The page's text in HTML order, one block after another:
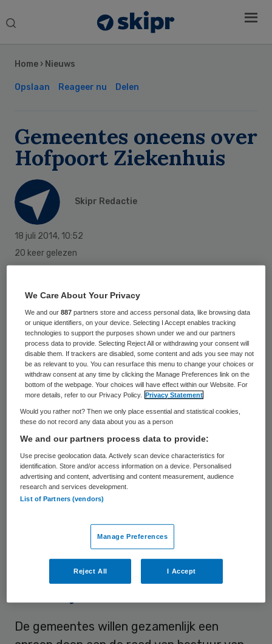
Search
Home › Nieuws
Opslaan Reageer nu Delen
Gemeentes oneens over
Hofpoort Ziekenhuis
Skipr Redactie
18 juli 2014, 10:52
20 keer gelezen
De zeven gemeentes in het
verzorgingsgebied van het Zuwe Hofpoort
Ziekenhuis in Woerden hebben nog geen
standpunt ingenomen over de toekomst
van het ziekenhuis. Door een aanstaande
fusie met het Sint Antonius dreigt er alleen
de Sint Maartenskliniek, de poliklinieken en
dagbehandeling over te blijven.
Raadsleden van Woerden, De Ronde Venen,
Stichtse Vecht, Oudewater, Bodegraven-
Reeuwijk, Montfoort en Nieuwekoop
konden na een bijeenkomst half juli nog niet
is wel de gemeenschappelijke zorg dat het
niveau van voorzieningen zal dalen.
De gemeentes willen gezamenlijk een
Sidebar
We Care About Your Privacy
We and our887 partners store and access personal data, like browsing data
or unique identifiers, on your device. Selecting I Accept enables tracking
technologies to support the purposes shown under we and our partners
process data to provide. Selecting Reject All or withdrawing your consent will
disable them. If trackers are disabled, some content and ads you see may not
be as relevant to you. You can resurface this menu to change your choices or
withdraw consent at any time by clicking the Manage Preferences link on the
bottom of the webpage. Your choices will have effect within our Website. For
more details, refer to our Privacy Policy.
Privacy Statement
Would you rather not? Then we only place essential and statistical cookies,
these do not record any data about you as a person
We and our partners process data to provide:
Use precise geolocation data. Actively scan device characteristics for
identification. Store and/or access information on a device. Personalised
advertising and content, advertising and content measurement, audience
research and services development.
List of Partners (vendors)
Manage Preferences
Reject All I Accept